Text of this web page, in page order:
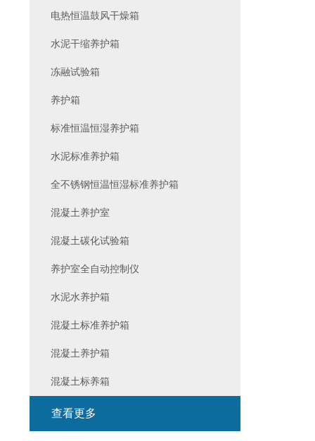
电热恒温鼓风干燥箱
水泥干缩养护箱
冻融试验箱
养护箱
标准恒温恒湿养护箱
水泥标准养护箱
全不锈钢恒温恒湿标准养护箱
混凝土养护室
混凝土碳化试验箱
养护室全自动控制仪
水泥水养护箱
混凝土标准养护箱
混凝土养护箱
混凝土标养箱
查看更多